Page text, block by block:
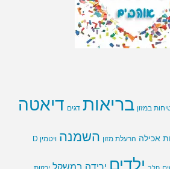
במזון בריאות דגים דיאטה
אכילה הרעלת מזון השמנה ויטמין D
ילדים ירידה במשקל